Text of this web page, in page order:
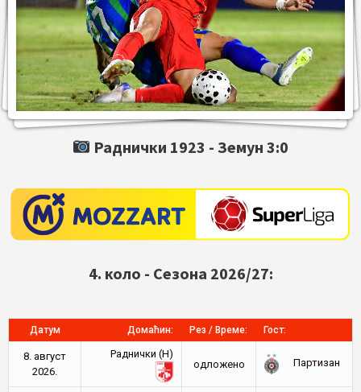
Раднички 1923 -Земун 3:0
4. коло - Сезона 2026/27:
Датум Домаћин: Рез / Време: Гост:
8. август
2026.
Раднички (Н)
oдложено
Партизан